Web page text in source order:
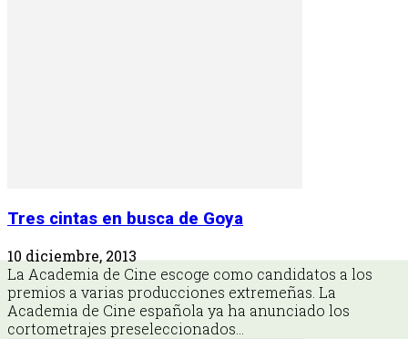
Tres cintas en busca de Goya
10 diciembre, 2013
La Academia de Cine escoge como candidatos a los
premios a varias producciones extremeñas. La
Academia de Cine española ya ha anunciado los
cortometrajes preseleccionados...